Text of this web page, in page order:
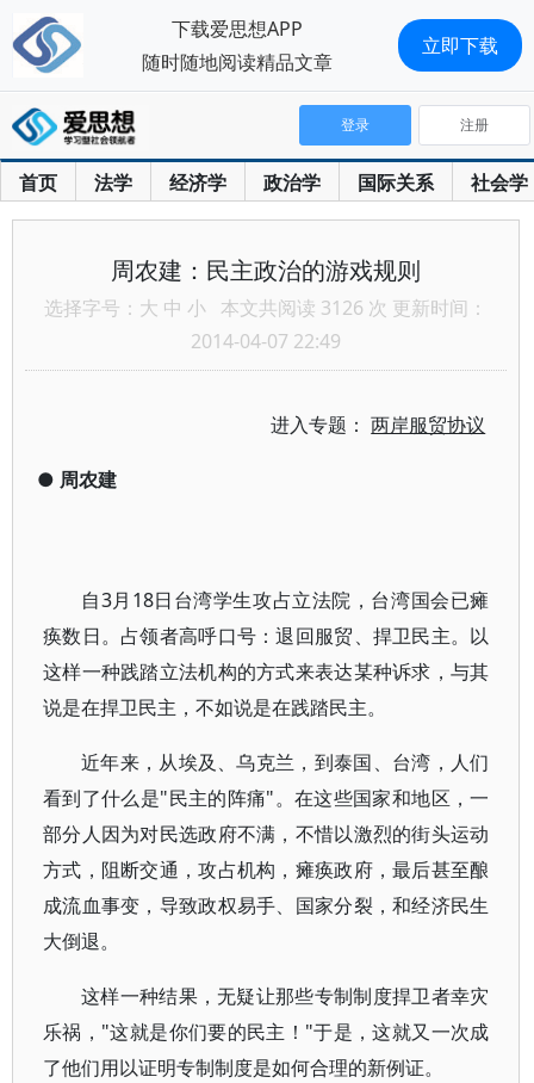
首页 法学 经济学 政治学 国际关系 社会学
登录 注册
周农建：民主政治的游戏规则
选择字号： 大 中 小 本文共阅读 3126 次 更新时间：
2014-04-07 22:49
进入专题：两岸服贸协议
● 周农建
自3月18日台湾学生攻占立法院，台湾国会已瘫
痪数日。占领者高呼口号：退回服贸、捍卫民主。以
这样一种践踏立法机构的方式来表达某种诉求，与其
说是在捍卫民主，不如说是在践踏民主。
近年来，从埃及、乌克兰，到泰国、台湾，人们
看到了什么是"民主的阵痛"。在这些国家和地区，一
部分人因为对民选政府不满，不惜以激烈的街头运动
方式，阻断交通，攻占机构，瘫痪政府，最后甚至酿
成流血事变，导致政权易手、国家分裂，和经济民生
大倒退。
这样一种结果，无疑让那些专制制度捍卫者幸灾
乐祸，"这就是你们要的民主！"于是，这就又一次成
了他们用以证明专制制度是如何合理的新例证。
下载爱思想APP
随时随地阅读精品文章
立即下载